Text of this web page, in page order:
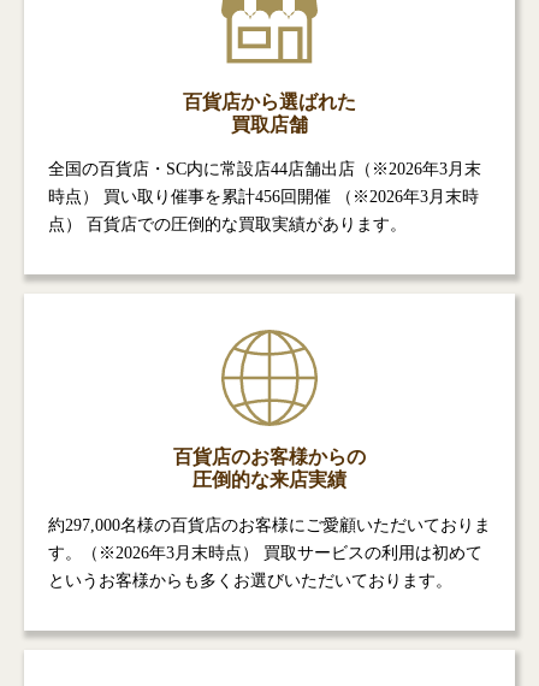
百貨店から選ばれた
買取店舗
全国の百貨店・SC内に常設店44店舗出店（※2026年3月末
時点） 買い取り催事を累計456回開催 （※2026年3月末時
点） 百貨店での圧倒的な買取実績があります。
百貨店のお客様からの
圧倒的な来店実績
約297,000名様の百貨店のお客様にご愛顧いただいておりま
す。（※2026年3月末時点） 買取サービスの利用は初めて
というお客様からも多くお選びいただいております。